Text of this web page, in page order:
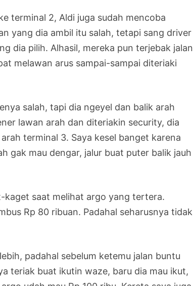
terminal 2, Aldi juga sudah mencoba
yang dia ambil itu salah, tetapi sang driver
dia pilih. Alhasil, mereka pun terjebak jalan
melawan arus sampai-sampai diteriaki
salah, tapi dia ngeyel dan balik arah
lawan arah dan diteriakin security, dia
terminal 3. Saya kesel banget karena
gak mau dengar, jalur buat puter balik jauh
kaget saat melihat argo yang tertera.
Rp 80 ribuan. Padahal seharusnya tidak
padahal sebelum ketemu jalan buntu
teriak buat ikutin waze, baru dia mau ikut,